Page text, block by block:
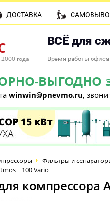
года
ВСЁ для
Время работы офиса
ВЫГОДНО
winwin@pnevmo.ru,
ДОСТАВКА
Фильтры и
E 100 Vario
компрессора